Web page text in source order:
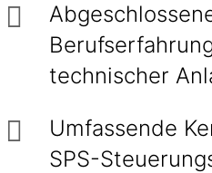
technischer
Umfassende
SPS-